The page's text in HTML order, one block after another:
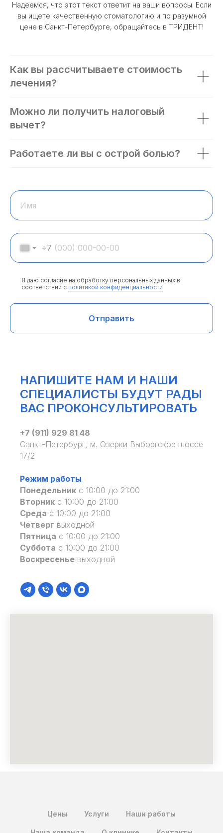
Надеемся, что этот текст ответит на ваши вопросы. Если
вы ищете качественную стоматологию и по разумной
цене в Санкт-Петербурге, обращайтесь в ТРИДЕНТ!
Как вы рассчитываете стоимость
лечения?
Можно ли получить налоговый
вычет?
Работаете ли вы с острой болью?
Имя
+7
Я даю согласие на обработку персональных данных в
соответствии с политикой конфиденциальности
Отправить
НАПИШИТЕ НАМ И НАШИ
СПЕЦИАЛИСТЫ БУДУТ РАДЫ
ВАС ПРОКОНСУЛЬТИРОВАТЬ
+7 (911) 929 81 48
Санкт-Петербург, м. Озерки Выборгское шоссе
17/2
Режим работы
Понедельник с 10:00 до 21:00
Вторник с 10:00 до 21:00
Среда с 10:00 до 21:00
Четверг выходной
Пятница с 10:00 до 21:00
Суббота с 10:00 до 21:00
Воскресенье выходной
Цены Услуги Наши работы